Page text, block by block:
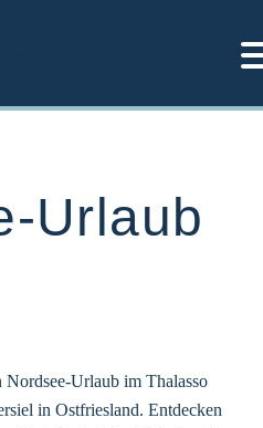
Urlaub
Urlaub im Thalasso
in Ostfriesland. Entdecken